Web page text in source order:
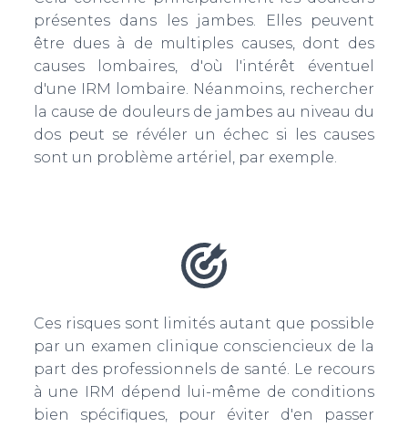
présentes dans les jambes. Elles peuvent
être dues à de multiples causes, dont des
causes lombaires, d'où l'intérêt éventuel
d'une IRM lombaire. Néanmoins, rechercher
la cause de douleurs de jambes au niveau du
dos peut se révéler un échec si les causes
sont un problème artériel, par exemple.
Ces risques sont limités autant que possible
par un examen clinique consciencieux de la
part des professionnels de santé. Le recours
à une IRM dépend lui-même de conditions
bien spécifiques, pour éviter d'en passer